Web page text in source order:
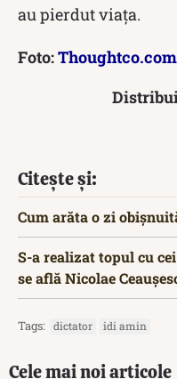
au pierdut viața.
Foto:Thoughtco.com
Citește și:
Cum arăta o zi
S-a realizat topul cu
se află Nicolae
Tags: dictator idi amin
Cele mai noi articole